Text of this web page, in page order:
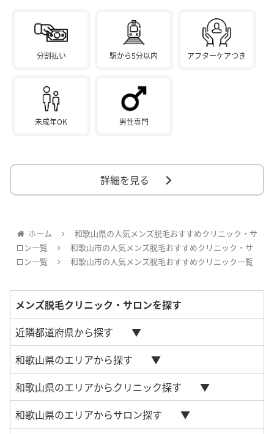
分割払い 駅から5分以内 アフターケアつき
未成年OK 男性専門
詳細を見る
ホーム
和歌山県の人気メンズ脱毛おすすめクリニック・サ
ロン一覧
和歌山市の人気メンズ脱毛おすすめクリニック・サ
ロン一覧
和歌山市の人気メンズ脱毛おすすめクリニック一覧
メンズ脱毛クリニック・サロンを探す
近隣都道府県から探す
和歌山県のエリアから探す
和歌山県のエリアからクリニック探す
和歌山県のエリアからサロン探す